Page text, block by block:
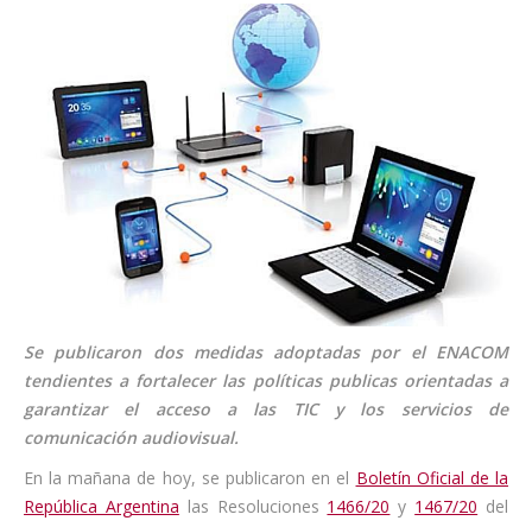
Se publicaron dos medidas adoptadas por el ENACOM
tendientes a fortalecer las políticas publicas orientadas a
garantizar el acceso a las TIC y los servicios de
comunicación audiovisual.
En la mañana de hoy, se publicaron en el Boletín Oficial de la
República Argentina las Resoluciones 1466/20 y 1467/20 del